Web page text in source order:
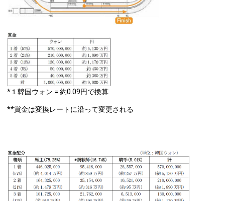
*１韓国ウォン = 約0.09円で換算
**賞金は変換レートに沿って変更される